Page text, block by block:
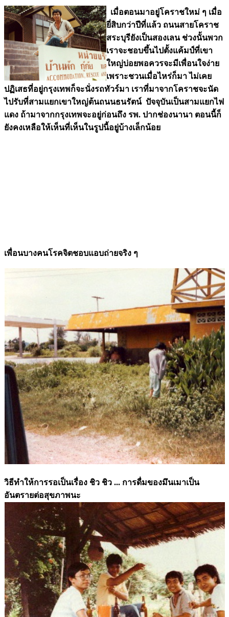
เมื่อตอนมาอยู่โคราชใหม่ ๆ เมื่อ
ยี่สิบกว่าปีที่แล้ว ถนนสายโคราช
สระบุรียังเป็นสองเลน ช่วงนั้นพวก
เราจะชอบขึ้นไปตั้งแค้มป์ที่เขา
ใหญ่บ่อยพอควรจะมีเพื่อนใจง่าย
เพราะชวนเมื่อไหร่ก็มา ไม่เคย
ปฏิเสธที่อยู่กรุงเทพก็จะนั่งรถทัวร์มา เราที่มาจากโคราชจะนัด
ไปรับที่สามแยกเขาใหญ่ต้นถนนธนรัตน์ ปัจจุบันเป็นสามแยกไฟ
แดง ถ้ามาจากกรุงเทพจะอยู่ก่อนถึง รพ. ปากช่องนานา ตอนนี้ก็
ยังคงเหลือให้เห็นที่เห็นในรูปนี้อยู่บ้างเล็กน้อย
เพื่อนบางคนโรคจิตชอบแอบถ่ายจริง ๆ
วิธีทำให้การรอเป็นเรื่อง ชิว ชิว ... การดื่มของมึนเมาเป็น
อันตรายต่อสุขภาพนะ